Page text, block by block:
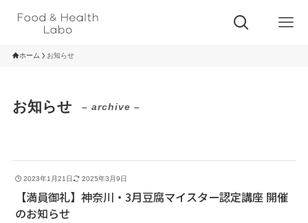
ホーム お知らせ
お知らせ – archive –
2023年1月21日 2025年3月9日
【満員御礼】神奈川・3月豆腐マイスター認定講座 開催
のお知らせ